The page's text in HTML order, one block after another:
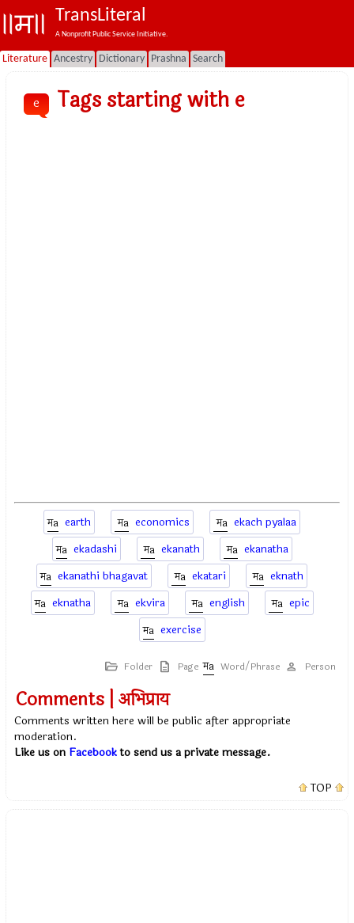
TransLiteral
A Nonprofit Public Service Initiative.
Literature Ancestry Dictionary Prashna Search
e Tags starting with e
earth economics
ekach pyalaa
ekadashi
ekanath
ekanatha
ekanathi bhagavat
ekatari
eknath
eknatha
ekvira english
epic
exercise
Folder Page Word/Phrase Person
Comments | अभिप्राय
Comments written here will be public after appropriate
moderation.
Like us on Facebookto send us a private message.
TOP